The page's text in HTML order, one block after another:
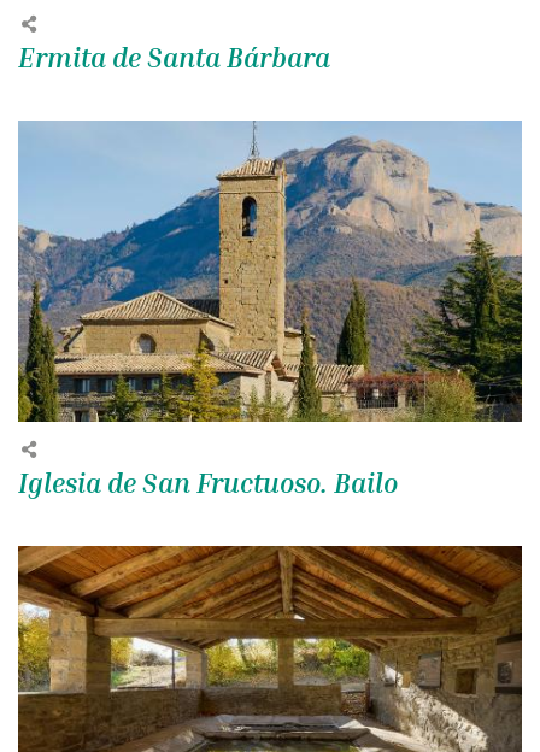
Ermita de Santa Bárbara
Iglesia de San Fructuoso. Bailo